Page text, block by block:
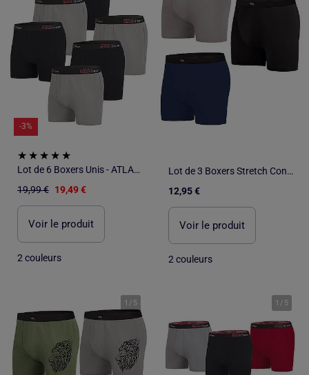
-3%
Lot de 6 Boxers Unis - ATLAS FOR MEN
19,99 € 19,49 €
Voir le produit
2 couleurs
Lot de 3 Boxers Stretch Confort - ATLAS FOR MEN
12,95 €
Voir le produit
2 couleurs
1 / 5 1 / 5